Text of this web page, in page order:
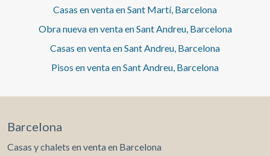
Casas en venta en Sant Martí, Barcelona
Obra nueva en venta en Sant Andreu, Barcelona
Casas en venta en Sant Andreu, Barcelona
Pisos en venta en Sant Andreu, Barcelona
Barcelona
Casas y chalets en venta en Barcelona